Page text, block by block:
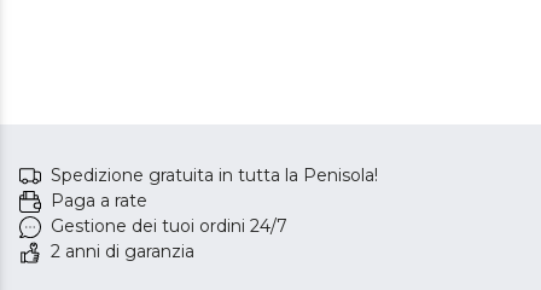
Spedizione gratuita in tutta la Penisola!
Paga a rate
Gestione dei tuoi ordini 24/7
2 anni di garanzia